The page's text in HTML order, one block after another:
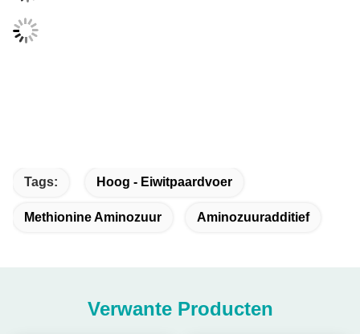
Tags: Hoog - Eiwitpaardvoer
Methionine Aminozuur Aminozuuradditief
Verwante Producten